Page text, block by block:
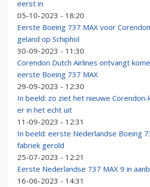
eerst in
05-10-2023 - 18:20
Eerste Boeing 737 MAX voor
geland op Schiphol
30-09-2023 - 11:30
Corendon Dutch Airlines ontvangt
eerste Boeing 737 MAX
29-09-2023 - 12:30
In beeld: zo ziet het nieuwe Corendon-
er in het echt uit
11-09-2023 - 12:31
In beeld: eerste Nederlandse Boeing
fabriek gerold
25-07-2023 - 12:21
Eerste Nederlandse 737 MAX 9 in
16-06-2023 - 14:31